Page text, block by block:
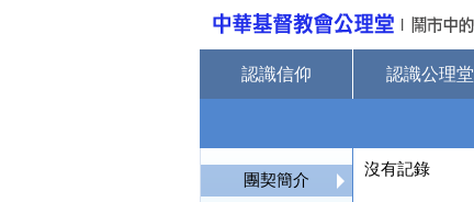
認識信仰 認識公理堂
團契簡介
沒有記錄